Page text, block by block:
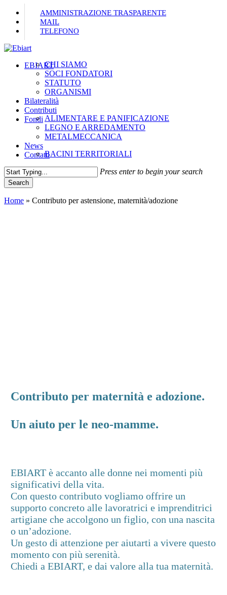
Skip
main
content
AMMINISTRAZIONE TRASPARENTE
MAIL
TELEFONO
Menu EBIARTCHI SIAMO
SOCI FONDATORI
STATUTO
ORGANISMI
Bilateralità
Contributi
Fondi ALIMENTARE E PANIFICAZIONE
LEGNO E ARREDAMENTO
METALMECCANICA
News
ContattiBACINI TERRITORIALI
Press enter to begin your search
Search
Search
Home » Contributo per astensione, maternità/adozione
Contributo per maternità e adozione.
Un aiuto per le neo-mamme.
EBIART è accanto alle donne nei momenti più
significativi della vita.
Con questo contributo vogliamo offrire un
supporto concreto alle lavoratrici e imprenditrici
artigiane che accolgono un figlio, con una nascita
o un’adozione.
Un gesto di attenzione per aiutarti a vivere questo
momento con più serenità.
Chiedi a EBIART, e dai valore alla tua maternità.